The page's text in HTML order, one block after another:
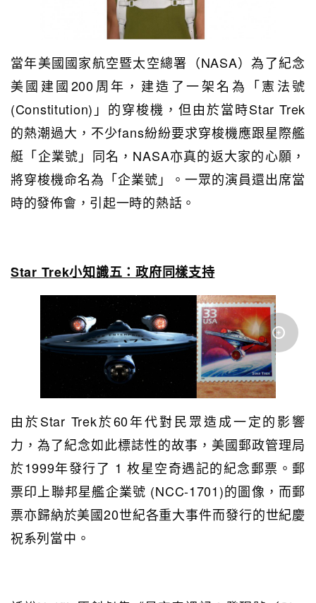
當年美國國家航空暨太空總署（NASA）為了紀念
美國建國200周年，建造了一架名為「憲法號
(Constitution)」的穿梭機，但由於當時Star Trek
的熱潮過大，不少fans紛紛要求穿梭機應跟星際艦
艇「企業號」同名，NASA亦真的返大家的心願，
將穿梭機命名為「企業號」。一眾的演員還出席當
時的發佈會，引起一時的熱話。
Star Trek小知識五：政府同樣支持
由於Star Trek於60年代對民眾造成一定的影響
力，為了紀念如此標誌性的故事，美國郵政管理局
於1999年發行了 1 枚星空奇遇記的紀念郵票。郵
票印上聯邦星艦企業號 (NCC-1701)的圖像，而郵
票亦歸納於美國20世紀各重大事件而發行的世紀慶
祝系列當中。